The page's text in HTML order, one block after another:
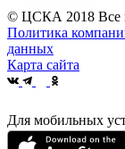
© ЦСКА 2018 Все
Политика
данных
Карта сайта
Для мобильных